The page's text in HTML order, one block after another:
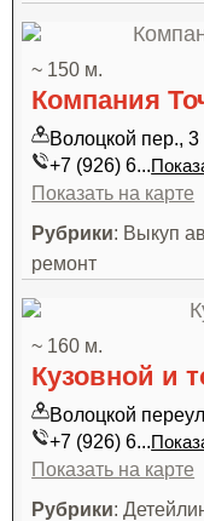
~ 150 м.
Компания
Волоцкой пер., 3
+7 (926) 6...
Показать на карте
Рубрики: Выкуп
ремонт
~ 160 м.
Кузовной и
Волоцкой
+7 (926) 6...
Показать на карте
Рубрики: